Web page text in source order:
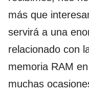
más que
servirá a una
relacionado con
memoria RAM
muchas